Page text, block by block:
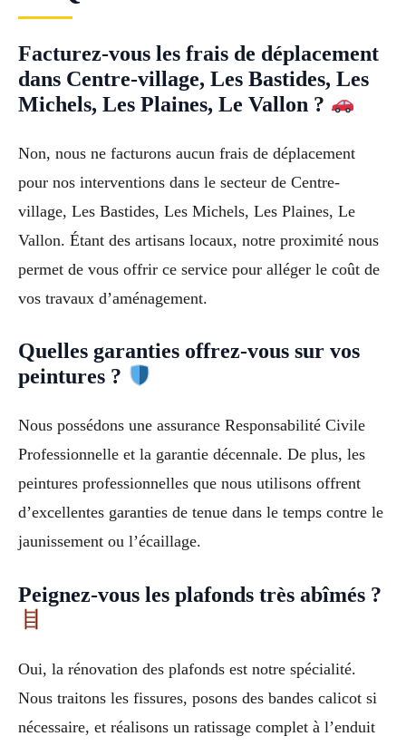
Facturez-vous les frais de déplacement
dans Centre-village, Les Bastides, Les
Michels, Les Plaines, Le Vallon ?
Non, nous ne facturons aucun frais de déplacement
pour nos interventions dans le secteur de Centre-
village, Les Bastides, Les Michels, Les Plaines, Le
Vallon. Étant des artisans locaux, notre proximité nous
permet de vous offrir ce service pour alléger le coût de
vos travaux d’aménagement.
Quelles garanties offrez-vous sur vos
peintures ?
Nous possédons une assurance Responsabilité Civile
Professionnelle et la garantie décennale. De plus, les
peintures professionnelles que nous utilisons offrent
d’excellentes garanties de tenue dans le temps contre le
jaunissement ou l’écaillage.
Peignez-vous les plafonds très abîmés ?
Oui, la rénovation des plafonds est notre spécialité.
Nous traitons les fissures, posons des bandes calicot si
nécessaire, et réalisons un ratissage complet à l’enduit